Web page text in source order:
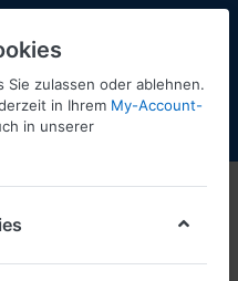
zulassen oder ablehnen.
in Ihrem My-Account-
in unserer